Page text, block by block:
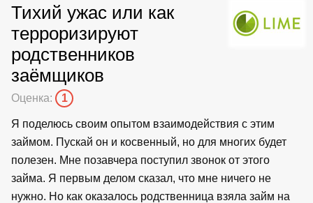
Тихий ужас или как
терроризируют
родственников
заёмщиков
Оценка: 1
Я поделюсь своим опытом взаимодействия с этим
займом. Пускай он и косвенный, но для многих будет
полезен. Мне позавчера поступил звонок от этого
займа. Я первым делом сказал, что мне ничего не
нужно. Но как оказалось родственница взяла займ на